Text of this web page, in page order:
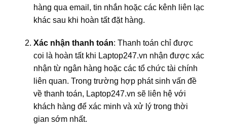
hàng qua email, tin nhắn hoặc các kênh liên lạc
khác sau khi hoàn tất đặt hàng.
Xác nhận thanh toán: Thanh toán chỉ được
coi là hoàn tất khi Laptop247.vn nhận được xác
nhận từ ngân hàng hoặc các tổ chức tài chính
liên quan. Trong trường hợp phát sinh vấn đề
về thanh toán, Laptop247.vn sẽ liên hệ với
khách hàng để xác minh và xử lý trong thời
gian sớm nhất.